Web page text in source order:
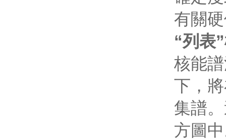
有關
“列表
核能
下，
集譜
方圖